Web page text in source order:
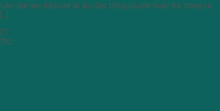
Làm thế nào để buồn đi đại tiện Uống cà phê hoặc trà: trong cà
[...]
27
Th2